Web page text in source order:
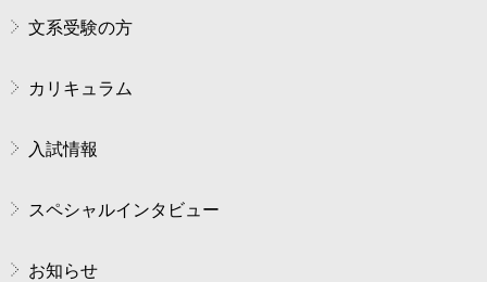
文系受験の方
カリキュラム
入試情報
スペシャルインタビュー
お知らせ